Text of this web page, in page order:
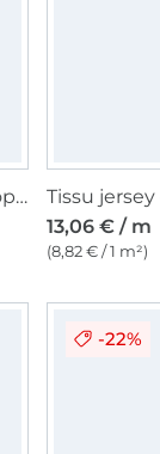
Tissu jersey de coton Sopo, rose clair
13,06 € / m
(8,82 € / 1 m²)
-22%